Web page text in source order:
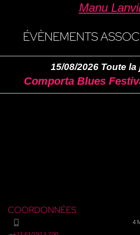
Manu
ÉVÈNEMENTS
Comporta Blues
15/08/2026 Toute la
COORDONNÉES
4